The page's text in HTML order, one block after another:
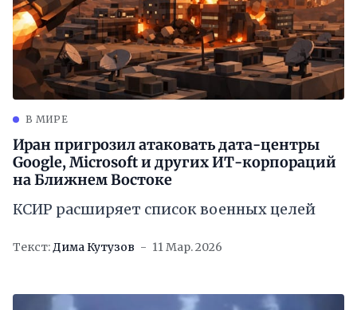
В МИРЕ
Иран пригрозил атаковать дата-центры
Google, Microsoft и других ИТ-корпораций
на Ближнем Востоке
КСИР расширяет список военных целей
Текст:Дима Кутузов 11 Мар. 2026